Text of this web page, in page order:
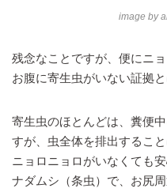
image by
残念なことですが、便にニ
お腹に寄生虫がいない証拠と
寄生虫のほとんどは、糞便
すが、虫全体を排出するこ
ニョロニョロがいなくても
ナダムシ（条虫）で、お尻